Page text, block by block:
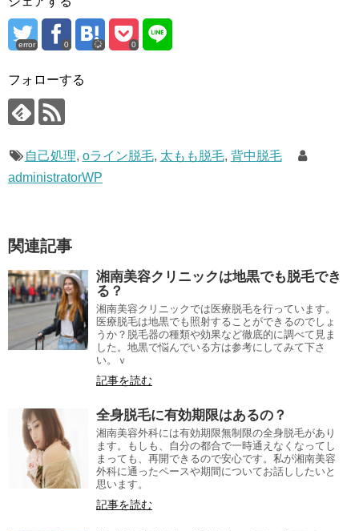
error 0 0
フォローする
自己処理, oライン脱毛, 太もも脱毛, 背中脱毛
administratorWP
関連記事
湘南美容クリニックは地黒でも脱毛でき
る？
湘南美容クリニックでは医療脱毛を行っています。
医療脱毛は地黒でも照射することができるのでしょ
うか？脱毛器の種類や効果など徹底的に調べて見ま
した。地黒で悩んでいる方は参考にしてみて下さ
い。ｖ
記事を読む
全身脱毛に有効期限はあるの？
湘南美容外科には有効期限無制限の全身脱毛があり
ます。もしも、自分の都合で一時通えなくなってし
まっても、再開できるので安心です。私が湘南美容
外科に通ったペースや期間についてお話ししたいと
思います。
記事を読む